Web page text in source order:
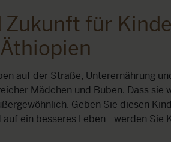
Zukunft für
Äthiopien
auf der Straße, Unterernährung
Mädchen und Buben. Dass sie
Geben Sie diesen
ein besseres Leben - werden Sie